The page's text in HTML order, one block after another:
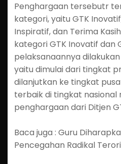
Penghargaan tersebutr
kategori, yaitu GTK
Inspiratif, dan Terima
kategori GTK Inovatif dan
pelaksanaannya
yaitu dimulai dari tingkat
dilanjutkan ke tingkat
terbaik di tingkat nasional
penghargaan dari Ditjen
Baca juga : Guru
Pencegahan Radikal